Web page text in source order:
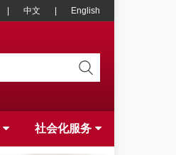
English
中文
社会化服务